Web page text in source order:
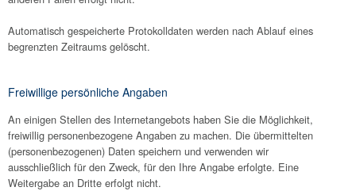
Automatisch gespeicherte Protokolldaten werden nach Ablauf eines
begrenzten Zeitraums gelöscht.
Freiwillige persönliche Angaben
An einigen Stellen des Internetangebots haben Sie die Möglichkeit,
freiwillig personenbezogene Angaben zu machen. Die übermittelten
(personenbezogenen) Daten speichern und verwenden wir
ausschließlich für den Zweck, für den Ihre Angabe erfolgte. Eine
Weitergabe an Dritte erfolgt nicht.